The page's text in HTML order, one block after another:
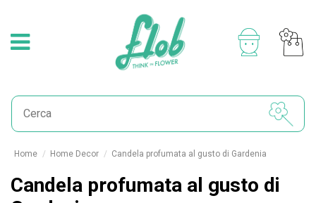
Home Home Decor Candela profumata al gusto di Gardenia
Candela profumata al gusto di